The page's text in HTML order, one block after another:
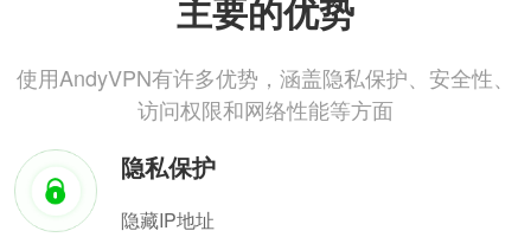
主要的优势
使用AndyVPN有许多优势，涵盖隐私保护、安全性、
访问权限和网络性能等方面
隐私保护
隐藏IP地址